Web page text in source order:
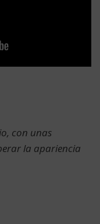
con unas
la apariencia